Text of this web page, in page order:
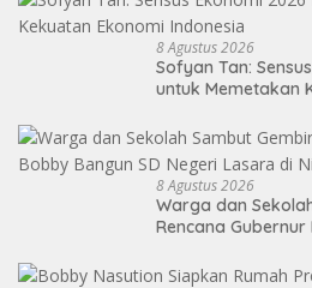
8 Agustus 2026
Sofyan Tan:
untuk Memetakan
8 Agustus 2026
Warga dan
Rencana